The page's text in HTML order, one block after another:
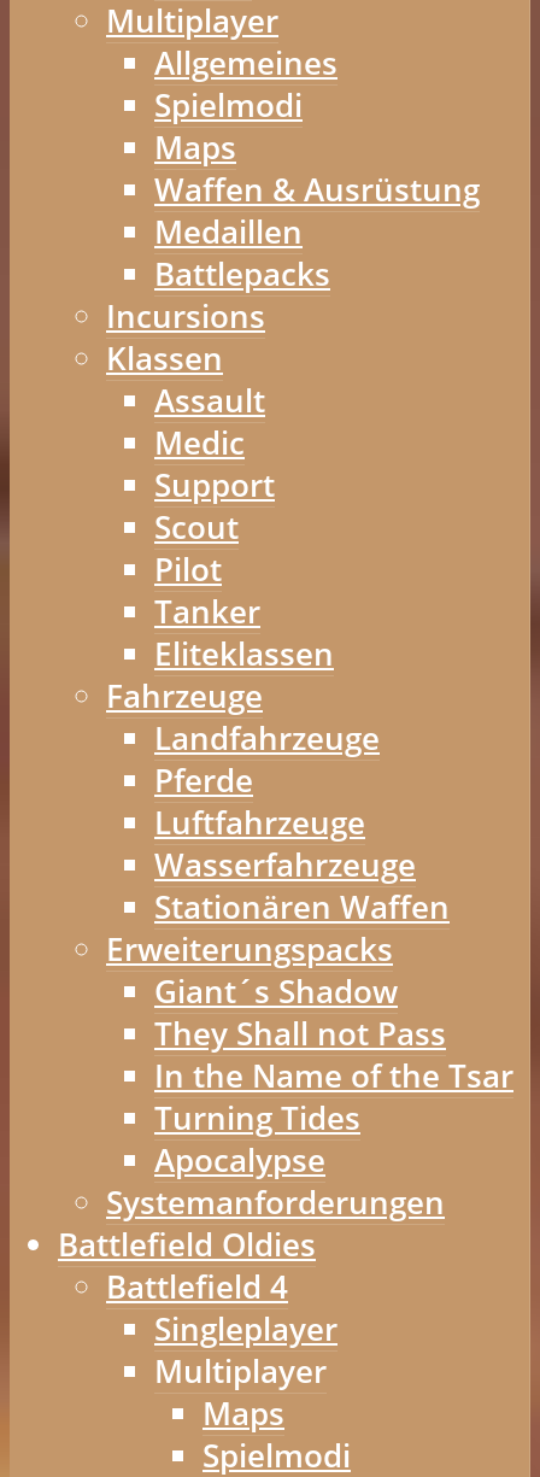
Multiplayer
Allgemeines
Spielmodi
Maps
Waffen & Ausrüstung
Medaillen
Battlepacks
Incursions
Klassen
Assault
Medic
Support
Scout
Pilot
Tanker
Eliteklassen
Fahrzeuge
Landfahrzeuge
Pferde
Luftfahrzeuge
Wasserfahrzeuge
Stationären Waffen
Erweiterungspacks
Giant´s Shadow
They Shall not Pass
In the Name of the Tsar
Turning Tides
Apocalypse
Systemanforderungen
Battlefield Oldies
Battlefield 4
Singleplayer
Multiplayer
Maps
Spielmodi